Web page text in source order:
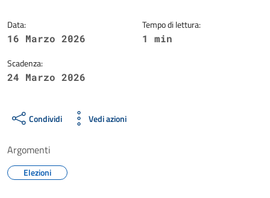
Data:
16 Marzo 2026
Scadenza:
24 Marzo 2026
Tempo di lettura:
1 min
Condividi Vedi azioni
Argomenti
Elezioni